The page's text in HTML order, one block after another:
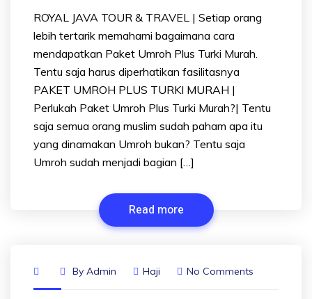
ROYAL JAVA TOUR & TRAVEL | Setiap orang
lebih tertarik memahami bagaimana cara
mendapatkan Paket Umroh Plus Turki Murah.
Tentu saja harus diperhatikan fasilitasnya
PAKET UMROH PLUS TURKI MURAH |
Perlukah Paket Umroh Plus Turki Murah?| Tentu
saja semua orang muslim sudah paham apa itu
yang dinamakan Umroh bukan? Tentu saja
Umroh sudah menjadi bagian […]
Read more
By Admin Haji No Comments